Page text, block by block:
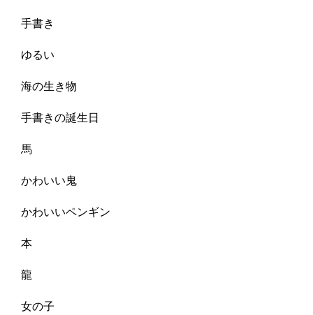
手書き
ゆるい
海の生き物
手書きの誕生日
馬
かわいい鬼
かわいいペンギン
本
龍
女の子